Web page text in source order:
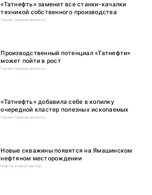
«Татнефть» заменит все станки-качалки
техникой собственного производства
Горная промышленность
Производственный потенциал «Татнефти»
может пойти в рост
Горная промышленность
«Татнефть» добавила себе в копилку
очередной кластер полезных ископаемых
Горная промышленность
Новые скважины появятся на Ямашинском
нефтяном месторождении
Нефтегазовый сектор